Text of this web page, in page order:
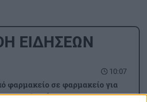
ΕΙΔΗΣΕΩΝ
10:07
φαρμακείο σε φαρμακείο για
οι ασθενείς